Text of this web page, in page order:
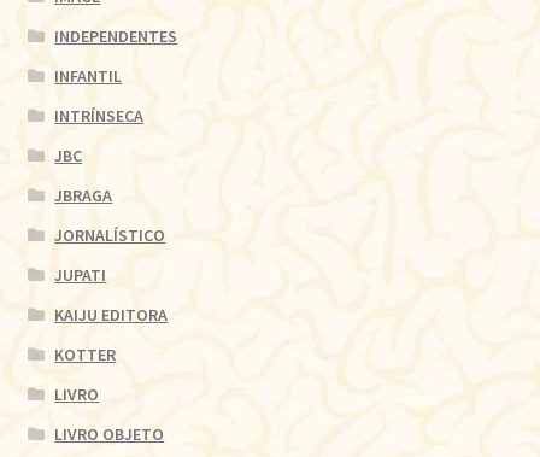
INDEPENDENTES
INFANTIL
INTRÍNSECA
JBC
JBRAGA
JORNALÍSTICO
JUPATI
KAIJU EDITORA
KOTTER
LIVRO
LIVRO OBJETO